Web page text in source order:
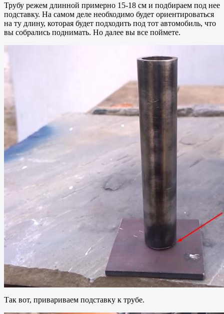
Трубу режем длинной примерно 15-18 см и подбираем под нее
подставку. На самом деле необходимо будет ориентироваться
на ту длину, которая будет подходить под тот автомобиль, что
вы собрались поднимать. Но далее вы все поймете.
Так вот, привариваем подставку к трубе.